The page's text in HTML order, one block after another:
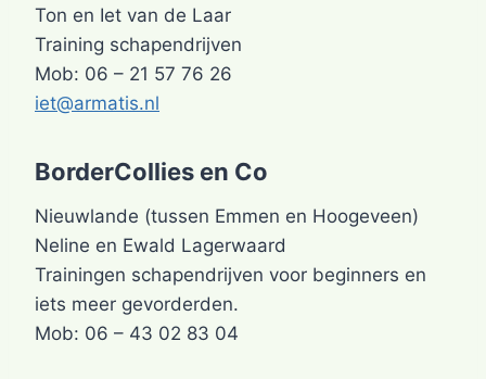
Ton en Iet van de Laar
Training schapendrijven
Mob: 06 – 21 57 76 26
iet@armatis.nl
BorderCollies en Co
Nieuwlande (tussen Emmen en Hoogeveen)
Neline en Ewald Lagerwaard
Trainingen schapendrijven voor beginners en
iets meer gevorderden.
Mob: 06 – 43 02 83 04